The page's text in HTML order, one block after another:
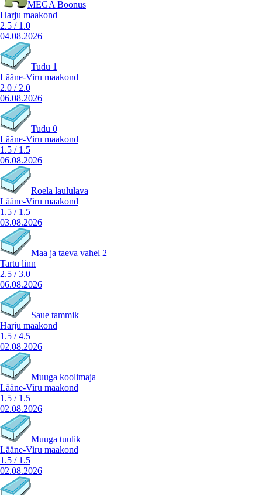
MEGA Boonus
Harju maakond
2.5 / 1.0
04.08.2026
Tudu 1
Lääne-Viru maakond
2.0 / 2.0
06.08.2026
Tudu 0
Lääne-Viru maakond
1.5 / 1.5
06.08.2026
Roela laululava
Lääne-Viru maakond
1.5 / 1.5
03.08.2026
Maa ja taeva vahel 2
Tartu linn
2.5 /3.0
06.08.2026
Saue tammik
Harju maakond
1.5 /4.5
02.08.2026
Muuga koolimaja
Lääne-Viru maakond
1.5 / 1.5
02.08.2026
Muuga tuulik
Lääne-Viru maakond
1.5 / 1.5
02.08.2026